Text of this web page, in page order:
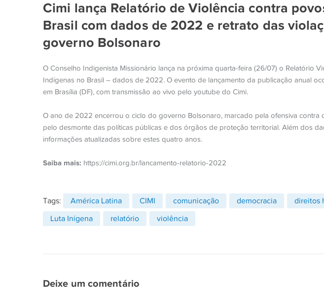
Cimi lança Relatório de Violência contra
Brasil com dados de 2022 e retrato das
governo Bolsonaro
O Conselho Indigenista Missionário lança na próxima quarta-feira (26/07) o Relatório
Indígenas no Brasil – dados de 2022. O evento de lançamento da publicação anual
em Brasília (DF), com transmissão ao vivo pelo youtube do Cimi.
O ano de 2022 encerrou o ciclo do governo Bolsonaro, marcado pela ofensiva contra
pelo desmonte das políticas públicas e dos órgãos de proteção territorial. Além dos
informações atualizadas sobre estes quatro anos.
Saiba mais: https://cimi.org.br/lancamento-relatorio-2022
Tags: América Latina CIMI comunicação democracia
direitos
Luta Inígena
relatório violência
Deixe um comentário